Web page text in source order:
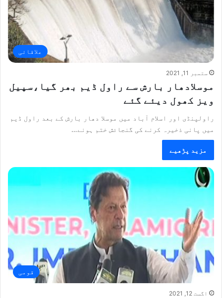
علاقائی
ستمبر 11, 2021
موسلادھار بارش سے راول ڈیم بھر گیا،سپیل
ویز کھول دیئے گئے
راولپنڈی اور اسلام آباد میں موسلا دھار بارش کے بعد راول ڈیم
میں پانی ذخیرہ کرنے کی گنجائش ختم ہونے…
مزید پڑھیے
قومی
اگست 12, 2021